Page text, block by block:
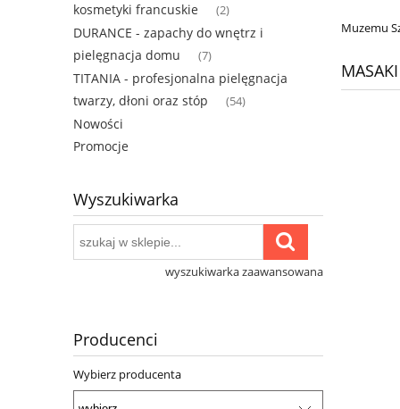
kosmetyki francuskie
(2)
DURANCE - zapachy do wnętrz i
pielęgnacja domu
(7)
TITANIA - profesjonalna pielęgnacja
twarzy, dłoni oraz stóp
(54)
Nowości
Promocje
Wyszukiwarka
wyszukiwarka zaawansowana
Producenci
Wybierz producenta
Muzemu